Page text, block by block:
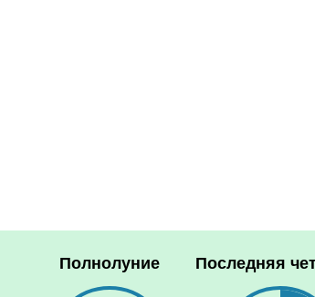
Полнолуние Последняя